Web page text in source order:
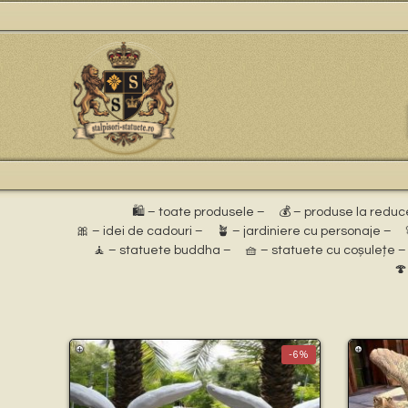
🛍️ – toate produsele – 💰 – produse la
🎀 – idei de cadouri –
🪴 – jardiniere cu personaje –
🧘 – statuete buddha –
🧺 – statuete cu coșulețe –
-6%